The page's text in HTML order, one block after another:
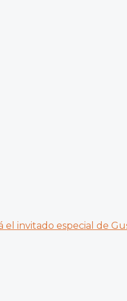
el invitado especial de